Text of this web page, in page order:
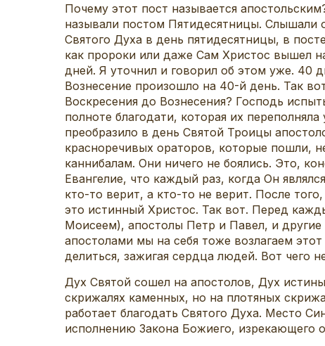
Почему этот пост называется
называли постом Пятидесятницы. Слышали
Святого Духа в день пятидесятницы, в
как пророки или даже Сам Христос вышел
дней. Я уточнил и говорил об этом уже. 40
Вознесение произошло на 40-й день. Так
Воскресения до Вознесения? Господь
полноте благодати, которая их
преобразило в день Святой Троицы
красноречивых ораторов, которые пошли,
каннибалам. Они ничего не боялись. Это,
Евангелие, что каждый раз, когда Он
кто-то верит, а кто-то не верит. После
это истинный Христос. Так вот. Перед
Моисеем), апостолы Петр и Павел, и другие
апостолами мы на себя тоже возлагаем
делиться, зажигая сердца людей. Вот чего
Дух Святой сошел на апостолов, Дух
скрижалях каменных, но на плотяных
работает благодать Святого Духа. Место
исполнению Закона Божиего, изрекающего